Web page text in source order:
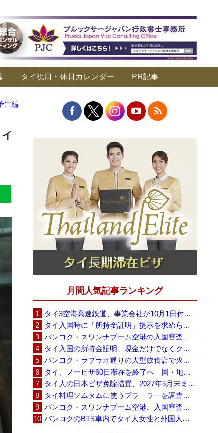
タイ祝日・休日カレンダー PR記事
告編
月間人気記事ランキング
タイ3空港高速鉄道、事業会社が10月1日付の契約終了を通知 「現時点での撤退決定ではない」
タイ入国時に「所持金証明」提示を求められる場合も、タイ政府観光庁が外国人旅行者に再周知
バンコク・スワンナプーム空港の入国審査に長蛇の列、SNSで「3～4時間待ち」との投稿が拡散
タイ入国の所持金証明、現金だけでなくクレジットカードや銀行明細も提示可能
バンコク・ラプラオ通りの大型飲食店で火災、27人死亡・多数負傷
タイ、ノービザ60日滞在を終了へ 国・地域別に30日・15日へ再編
タイ人の日本ビザ免除措置、2027年6月末まで延長 不安広がる中でひとまず安堵
タイ料理ソムタムに使うプラーラーを調査へ、大学新入生4,233人が肝吸虫感染
バンコク・スワンナプーム空港、入国審査で2～3時間待ちの時間帯も 審査厳格化と人員不足が影響か
バンコクのBTS車内でタイ人女性と外国人学生グループが口論、騒音めぐる動画が拡散